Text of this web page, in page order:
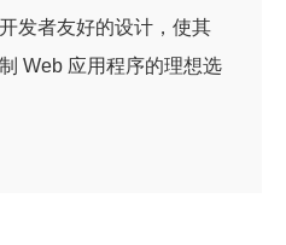
发者友好的设计，使其
Web 应用程序的理想选